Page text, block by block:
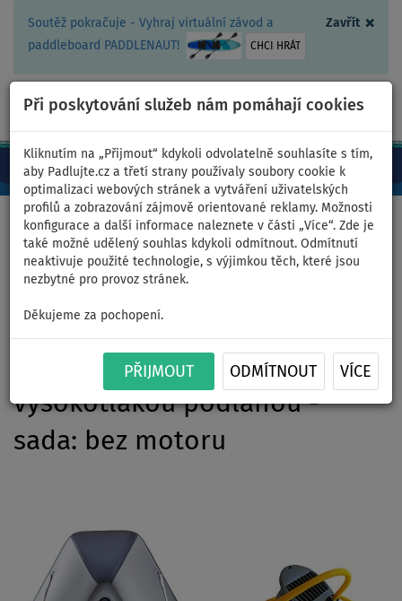
Zavřít ×
Soutěž pokračuje - Vyhraj virtuální závod a
paddleboard PADDLENAUT!
CHCI HRÁT
Při poskytování služeb nám pomáhají cookies
Kliknutím na „Přijmout“ kdykoli odvolatelně souhlasíte s tím,
aby Padlujte.cz a třetí strany používaly soubory cookie k
optimalizaci webových stránek a vytváření uživatelských
profilů a zobrazování zájmově orientované reklamy. Možnosti
konfigurace a další informace naleznete v části „Více“. Zde je
také možné udělený souhlas kdykoli odmítnout. Odmítnutí
neaktivuje použité technologie, s výjimkou těch, které jsou
nezbytné pro provoz stránek.
Děkujeme za pochopení.
PŘIJMOUT ODMÍTNOUT VÍCE
CZ/Kč +420 467 409 090 0ks
Domů >Čluny a motory
Člun GLADIATOR LIGHT
AK300AD light dark grey -
nafukovací člun s
vysokotlakou podlahou -
sada: bez motoru